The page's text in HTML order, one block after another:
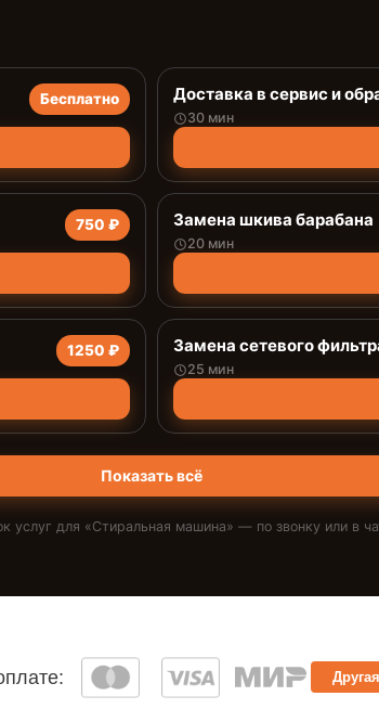
Бесплатно Доставка в сервис и
30 мин
750 ₽ Замена шкива барабана
20 мин
1250 ₽ Замена сетевого
25 мин
Показать всё
услуг для «Стиральная машина» — по звонку или в